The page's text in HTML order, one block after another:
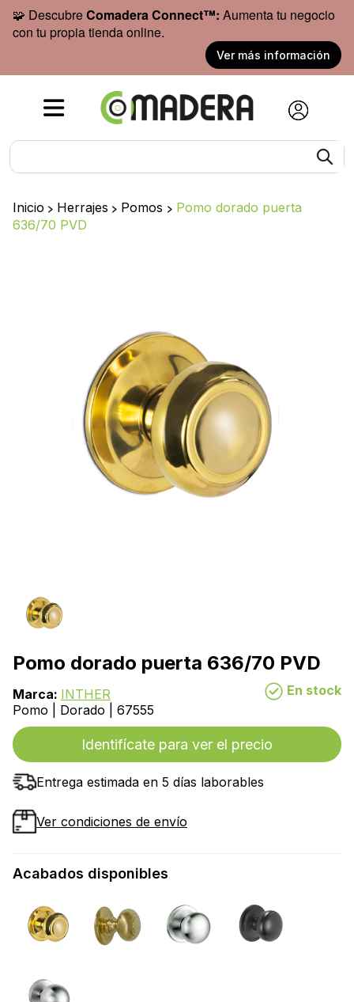
🧩 DescubreComadera Connect™: Aumenta tu negocio
con tu propia tienda online.
Ver más información
Inicio > Herrajes > Pomos > Pomo dorado puerta
636/70 PVD
Pomo dorado puerta 636/70 PVD
Marca: INTHER
En stock
Pomo | Dorado | 67555
Identifícate para ver el precio
Entrega estimada en 5 días laborables
Ver condiciones de envío
Acabados disponibles